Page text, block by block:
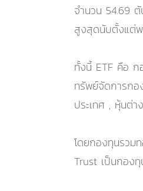
จำนวน 54.69
สูงสุดนับตั้งแต่พ
ทั้งนี้ ETF คือ ก
ทรัพย์จัดการกอ
ประเทศ , หุ้นต่
โดยกองทุนรวม
Trust เป็นกองทุ